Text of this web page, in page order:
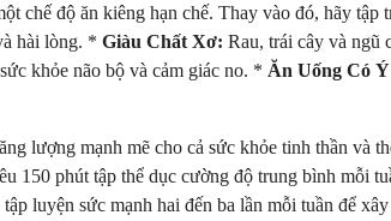
chế độ ăn kiêng hạn chế. Thay vào đó, hãy
hài lòng. * Giàu Chất Xơ: Rau, trái cây và ngũ
khỏe não bộ và cảm giác no. * Ăn Uống Có
lượng mạnh mẽ cho cả sức khỏe tinh thần và
150 phút tập thể dục cường độ trung bình mỗi
luyện sức mạnh hai đến ba lần mỗi tuần để